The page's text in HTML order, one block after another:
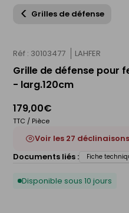
Grilles de défense
Réf : 30103477 LAHFER
Grille de défense pour
- larg.120cm
179,00€
TTC / Pièce
Voir les 27 déclinaisons
Documents liés :
Fiche
Disponible sous 10 jours